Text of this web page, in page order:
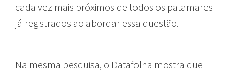
cada vez mais próximos de todos os patamares
já registrados ao abordar essa questão.
Na mesma pesquisa, o Datafolha mostra que